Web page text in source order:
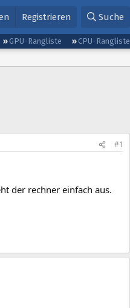
Registrieren Suche
GPU-Rangliste
CPU-Rangliste
#1
der rechner einfach aus.